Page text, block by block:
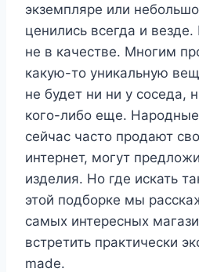
экземпляре или
ценились всегда и
не в качестве. Многим
какую-то уникальную
не будет ни ни у соседа,
кого-либо еще.
сейчас часто продают
интернет, могут
изделия. Но где искать
этой подборке мы
самых интересных
встретить практически
made.